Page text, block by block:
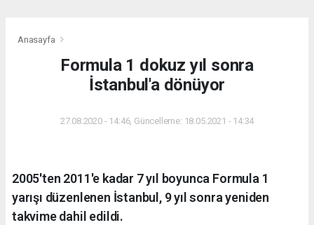
Anasayfa
Formula 1 dokuz yıl sonra
İstanbul'a dönüyor
27.08.2020 - 14:46, Güncelleme: 18.05.2021 - 14:34
2005'ten 2011'e kadar 7 yıl boyunca Formula 1
yarışı düzenlenen İstanbul, 9 yıl sonra yeniden
takvime dahil edildi.